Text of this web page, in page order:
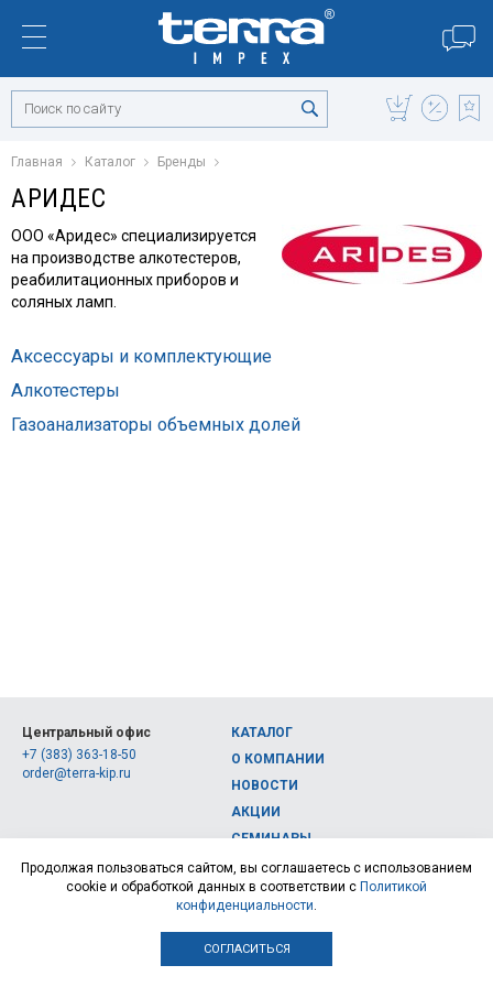
Главная Каталог Бренды
АРИДЕС
ООО «Аридес» специализируется
на производстве алкотестеров,
реабилитационных приборов и
соляных ламп.
Аксессуары и комплектующие
Алкотестеры
Газоанализаторы объемных долей
Центральный офис
+7 (383) 363-18-50
order@terra-kip.ru
КАТАЛОГ
О КОМПАНИИ
НОВОСТИ
АКЦИИ
СЕМИНАРЫ
КОНТАКТЫ
© 2026, Интернет-магазин измерительных приборов Терра Импэкс
Продолжая пользоваться сайтом, вы соглашаетесь с использованием
cookie и обработкой данных в соответствии с Политикой
конфиденциальности.
СОГЛАСИТЬСЯ